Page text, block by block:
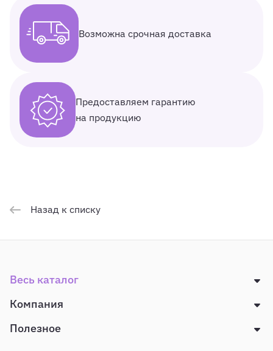
Возможна срочная доставка
Предоставляем гарантию
на продукцию
Назад к списку
Весь каталог
Компания
Полезное